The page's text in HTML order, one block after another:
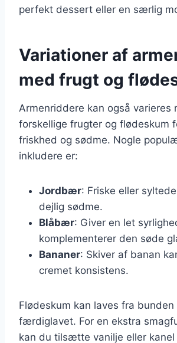
perfekt dessert eller en særlig
Variationer af
med frugt og
Armenriddere kan også varieres
forskellige frugter og flødeskum
friskhed og sødme. Nogle
inkludere er:
Jordbær: Friske eller
dejlig sødme.
Blåbær: Giver en let
komplementerer den søde
Bananer: Skiver af banan
cremet konsistens.
Flødeskum kan laves fra bunden
færdiglavet. For en ekstra
kan du tilsætte vanilje eller